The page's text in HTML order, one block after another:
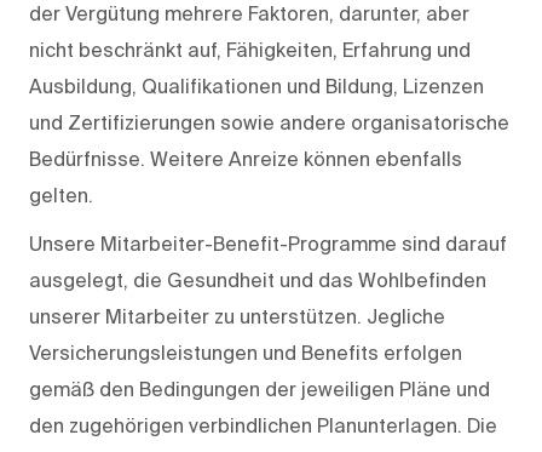
der Vergütung mehrere Faktoren, darunter, aber
nicht beschränkt auf, Fähigkeiten, Erfahrung und
Ausbildung, Qualifikationen und Bildung, Lizenzen
und Zertifizierungen sowie andere organisatorische
Bedürfnisse. Weitere Anreize können ebenfalls
gelten.
Unsere Mitarbeiter-Benefit-Programme sind darauf
ausgelegt, die Gesundheit und das Wohlbefinden
unserer Mitarbeiter zu unterstützen. Jegliche
Versicherungsleistungen und Benefits erfolgen
gemäß den Bedingungen der jeweiligen Pläne und
den zugehörigen verbindlichen Planunterlagen. Die